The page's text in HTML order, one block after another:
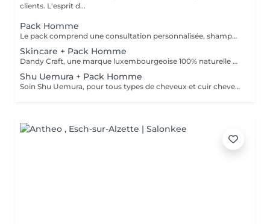
clients. L'esprit d...
Pack Homme
Le pack comprend une consultation personnalisée, shampooing et conditionneur spécifiques STATEMENT, la coupe IGORANCE (finitions sur cheveux secs ) et les produits de styling STATEMENT * Tarifs à titre indicatifs à confirmer après la consultation personnalisée établit auprès de votre coiffeur/stylist/spécialiste * La direction se réserve le droit d’apporter des modifications pour le bon fonctionnement du salon
Skincare + Pack Homme
Dandy Craft, une marque luxembourgeoise 100% naturelle de soins du visage. Soin du visage, nettoyant à base de jus d'aloe vera et de ginseng, exfoliant à la vitamine C, crème hydratante au beurre de karité. + Pack Homme
Shu Uemura + Pack Homme
Soin Shu Uemura, pour tous types de cheveux et cuir chevelu + Pack Homme